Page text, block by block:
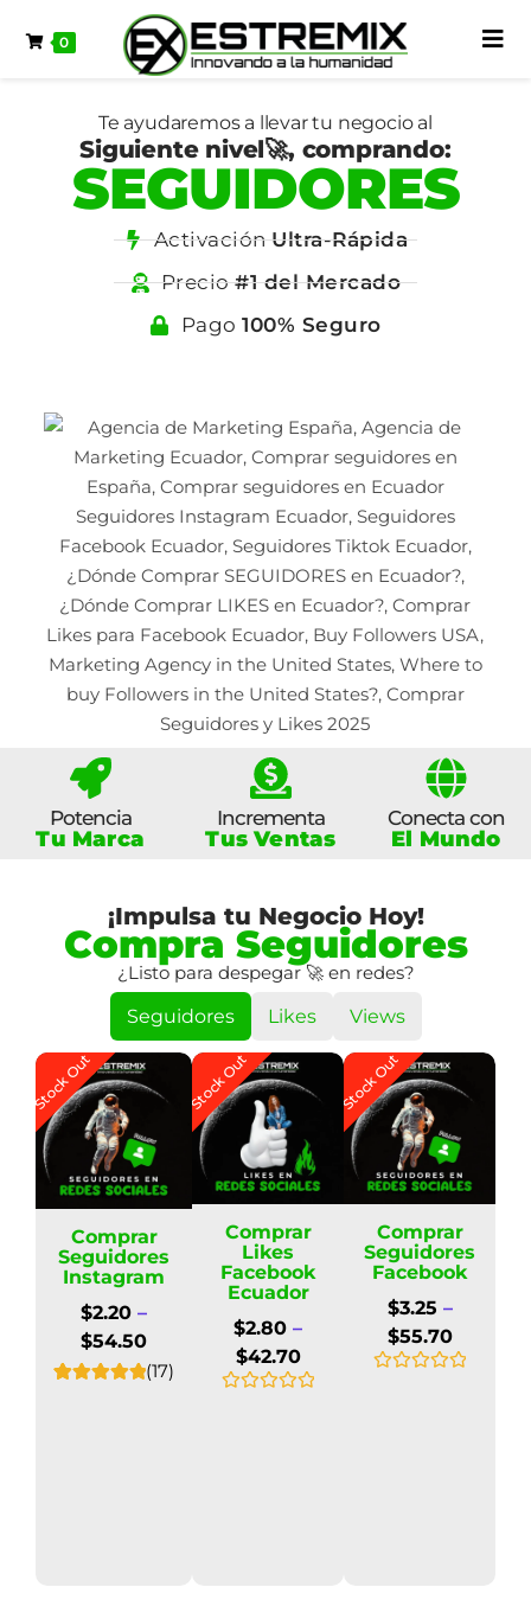
0
Te ayudaremos a llevar tu negocio al
Siguiente nivel🚀, comprando:
SEGUIDORES
ActivaciónUltra-Rápida
Precio#1 del Mercado
Pago100% Seguro
Potencia
Tu Marca
Incrementa
Tus Ventas
Conecta con
El Mundo
¡Impulsa tu Negocio Hoy!
Compra Seguidores
¿Listo para despegar 🚀 en redes?
Seguidores
Likes Views
Stock Out
Comprar
Seguidores
Instagram
$2.20 –
$54.50
(17)
Stock Out
Comprar
Likes
Facebook
Ecuador
$2.80 –
$42.70
Stock Out
Comprar
Seguidores
Facebook
$3.25 –
$55.70